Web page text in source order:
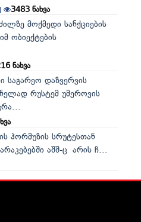
3483ნახვა
მოქმედი სანქციების
ობიექტების
ნახვა
დაზვერვის
რუსტემ უმეროვის
ჰორმუზის სრუტესთან
აშშ-ც არის ჩ...